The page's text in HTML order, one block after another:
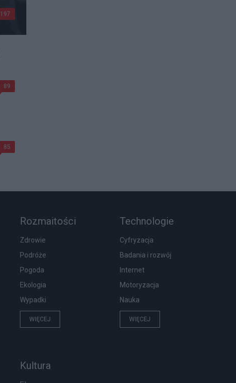
197
89
85
Rozmaitości
Zdrowie
Podróże
Pogoda
Ekologia
Wypadki
WIĘCEJ
Technologie
Cyfryzacja
Badania i rozwój
Internet
Motoryzacja
Nauka
WIĘCEJ
Kultura